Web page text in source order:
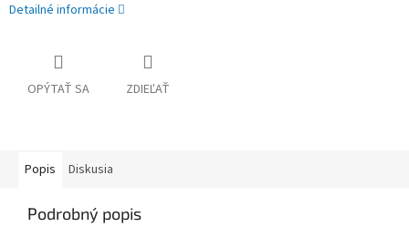
Detailné informácie
OPÝTAŤ SA ZDIEĽAŤ
Popis Diskusia
Podrobný popis